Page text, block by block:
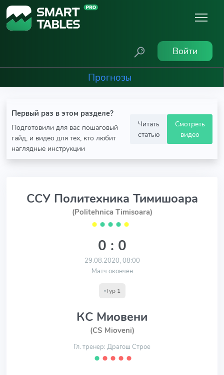
Войти
Прогнозы
Первый раз в этом разделе?
Подготовили для вас пошаговый
гайд, и видео для тех, кто любит
наглядные инструкции
Читать
статью
Смотреть
видео
ССУ Политехника Тимишоара
(Politehnica Timisoara)
⬤ ⬤ ⬤ ⬤ ⬤
0 : 0
29.08.2020, 08:00
Матч окончен
Тур 1
КС Миовени
(CS Mioveni)
Гл. тренер: Драгош Строе
⬤ ⬤ ⬤ ⬤ ⬤